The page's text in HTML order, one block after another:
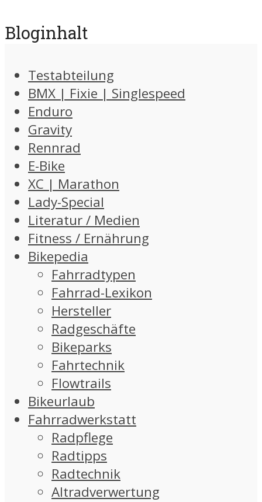
Bloginhalt
Testabteilung
BMX | Fixie | Singlespeed
Enduro
Gravity
Rennrad
E-Bike
XC | Marathon
Lady-Special
Literatur / Medien
Fitness / Ernährung
Bikepedia
Fahrradtypen
Fahrrad-Lexikon
Hersteller
Radgeschäfte
Bikeparks
Fahrtechnik
Flowtrails
Bikeurlaub
Fahrradwerkstatt
Radpflege
Radtipps
Radtechnik
Altradverwertung